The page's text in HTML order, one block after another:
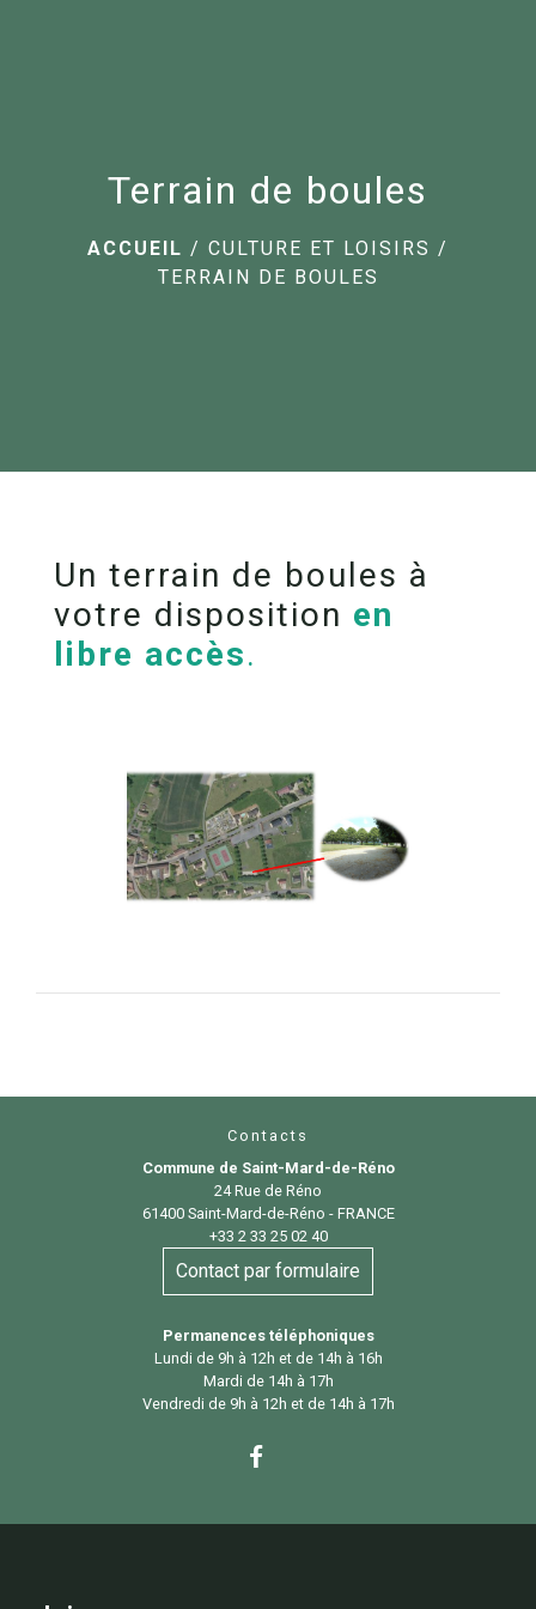
Terrain de boules
ACCUEIL / CULTURE ET LOISIRS /
TERRAIN DE BOULES
Un terrain de boules à
votre disposition en
libre accès.
Contacts
Commune de Saint-Mard-de-Réno
24 Rue de Réno
61400 Saint-Mard-de-Réno - FRANCE
+33 2 33 25 02 40
Contact par formulaire
Permanences téléphoniques
Lundi de 9h à 12h et de 14h à 16h
Mardi de 14h à 17h
Vendredi de 9h à 12h et de 14h à 17h